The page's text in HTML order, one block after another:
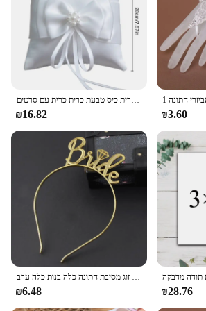
טבעת כיס חדשה סרט טבעת פנינים טבעת כלה כלה חתונה כיס טבעת כרית כיס טבעת כרית כרית עם סרטים
₪16.82 ₪3.60
כלה להיות שושבינה כתר ראש בית רווקות בת זוג מסיבת חתונה כלה בנות כלה ערב
₪6.48 ₪28.76